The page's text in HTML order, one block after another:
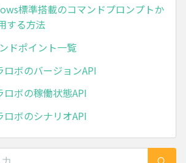
標準搭載のコマンドプロンプトか
する方法
ドポイント一覧
ロボのバージョンAPI
ロボの稼働状態API
ロボのシナリオAPI